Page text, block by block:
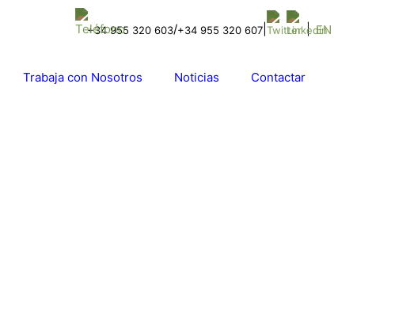
+34 955 320 603/+34 955 320 607 | EN
Trabaja con Nosotros Noticias Contactar